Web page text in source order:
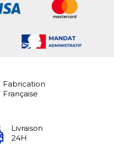
Fabrication
Française
Livraison
24H